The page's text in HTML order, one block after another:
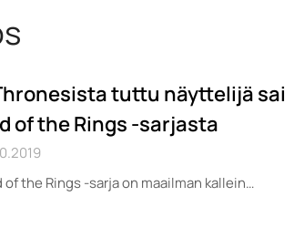
tuttu näyttelijä sai
of the Rings -sarjasta
of the Rings -sarja on maailman kallein…